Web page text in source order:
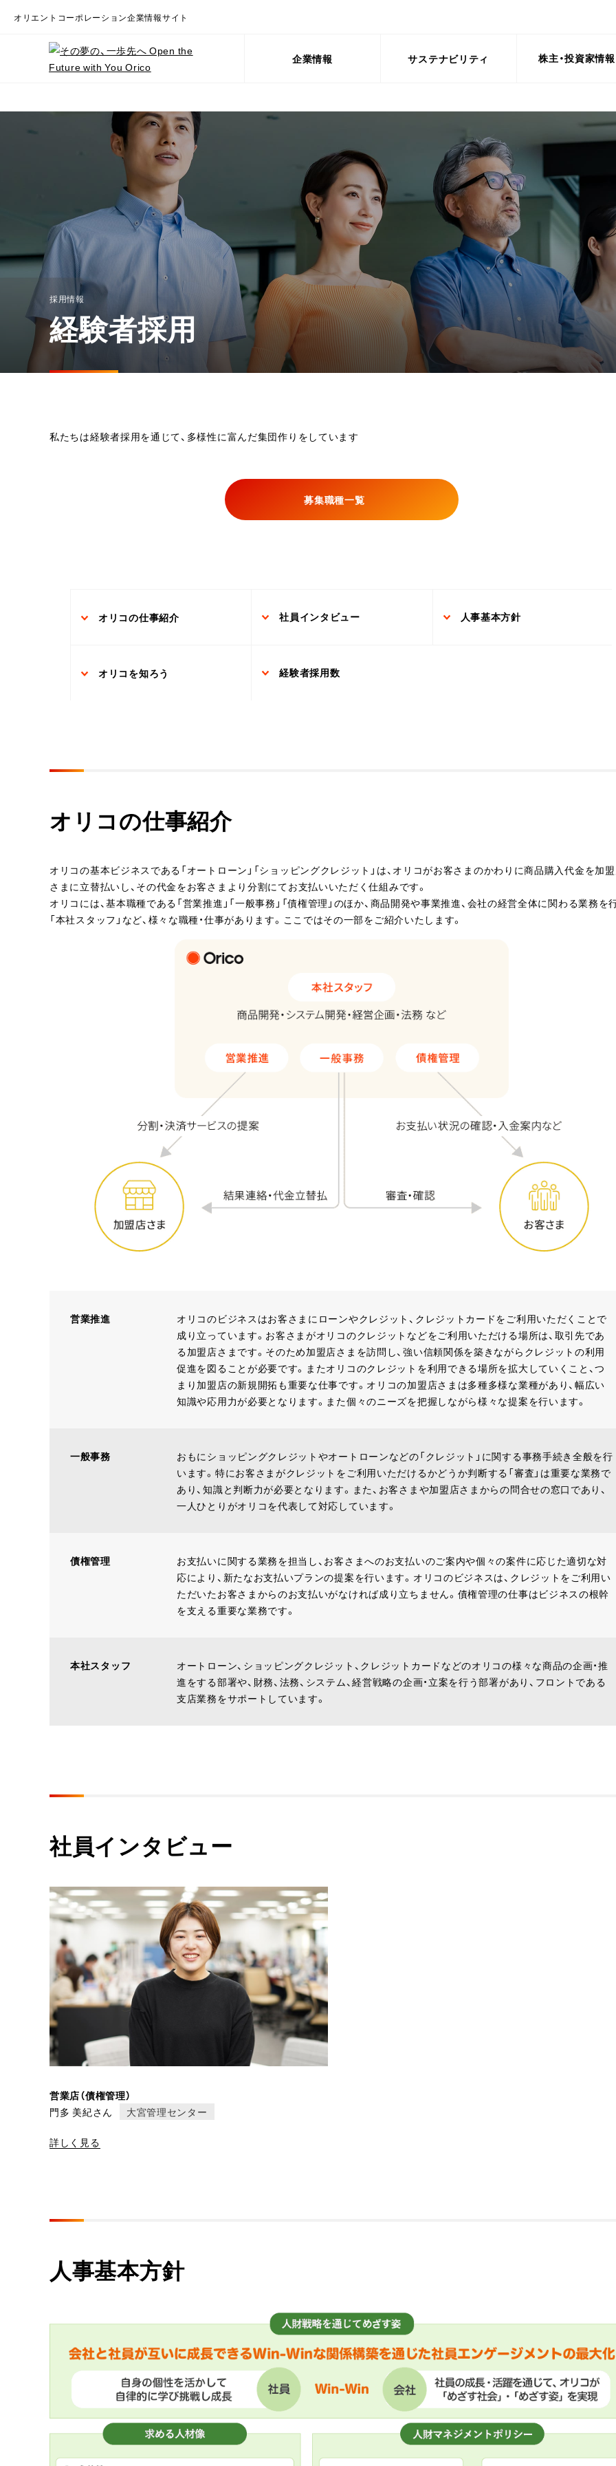
オリエントコーポレーション企業情報サイト
企業情報
企業情報トップ
トップメッセージ
コーポレートガバナンス
/リスクマネジメント
/コンプライアンス
会社概要
グループ会社案内
数字でみるオリコ
DX戦略
CXへの取組
人財戦略、人的資本経営
個品割賦事業
カード・融資事業
銀行保証事業
決済・保証事業
海外事業
サステナビリティ
サステナビリティトップ
トップメッセージ
価値創造ストーリー
サステナビリティ推進体制・マテリア
リティ・KPI
サステナビリティに関するガバナンス態勢
マテリアリティ特定プロセス
マテリアリティおよび特定の理由
サステナビリティ委員会
サステナビリティKPI
サステナビリティレポート
サステナビリティに配慮した調達方針
ESG情報
環境関連のガバナンス・推進体
移行計画
気候変動・自然資本保全への取
当社グループ運営における環境
負荷低減に向けて
事業を通じた循環型社会・脱炭
素化実現への貢献
Social（社会）
人権の取り組み
人的資本経営・人財戦略
従業員との約束
インクルージョン&ダイバーシ
健康経営への取り組み
お客さまエンゲージメント
サービス品質の向上
金融アクセス向上への貢献
金融教育・産学官連携
コミュニティー投資
サステナビリティ・リンク・ファ
イナンス
コン
責任
内部統
情報
株主・投資家情報
株主・投資家情報（IR）トップ
株主・投資家との対話状況
IRライブラリ
有価証券報告書・財務データ・内部統制報告書
主要指標・計数推移
格付け情報
セグメント別情報
株式の
株主通信
採用情報トップ
新卒採用情報
インターンシップ
経験者採用情報
障がい者採用情報
採用活動における個人情報の取り
採用のお問い合わせ
採用情報
経験者採用
私たちは経験者採用を通じて、多様性に富んだ集団作りをしています
募集職種一覧
オリコの仕事紹介 社員インタビュー 人事基本方針
オリコを知ろう 経験者採用数
オリコの仕事紹介
オリコの基本ビジネスである「オートローン」「ショッピングクレジット」は、オリコがお客さまのかわりに商品購入代金を加
さまに立替払いし、その代金をお客さまより分割にてお支払いいただく仕組みです。
オリコには、基本職種である「営業推進」「一般事務」「債権管理」のほか、商品開発や事業推進、会社の経営全体に関わる業務を
「本社スタッフ」など、様々な職種・仕事があります。ここではその一部をご紹介いたします。
営業推進
オリコのビジネスはお客さまにローンやクレジット、クレジットカードをご利用いただくことで
成り立っています。お客さまがオリコのクレジットなどをご利用いただける場所は、取引先であ
る加盟店さまです。そのため加盟店さまを訪問し、強い信頼関係を築きながらクレジットの利用
促進を図ることが必要です。またオリコのクレジットを利用できる場所を拡大していくこと、つ
まり加盟店の新規開拓も重要な仕事です。オリコの加盟店さまは多種多様な業種があり、幅広い
知識や応用力が必要となります。また個々のニーズを把握しながら様々な提案を行います。
一般事務
おもにショッピングクレジットやオートローンなどの「クレジット」に関する事務手続き全般を行
います。特にお客さまがクレジットをご利用いただけるかどうか判断する「審査」は重要な業務で
あり、知識と判断力が必要となります。また、お客さまや加盟店さまからの問合せの窓口であり、
一人ひとりがオリコを代表して対応しています。
債権管理
お支払いに関する業務を担当し、お客さまへのお支払いのご案内や個々の案件に応じた適切な対
応により、新たなお支払いプランの提案を行います。オリコのビジネスは、クレジットをご利用い
ただいたお客さまからのお支払いがなければ成り立ちません。債権管理の仕事はビジネスの根幹
を支える重要な業務です。
本社スタッフ
オートローン、ショッピングクレジット、クレジットカードなどのオリコの様々な商品の企画・推
進をする部署や、財務、法務、システム、経営戦略の企画・立案を行う部署があり、フロントである
支店業務をサポートしています。
社員インタビュー
営業店（債権管理）
門多 美紀さん
大宮管理センター
詳しく見る
人事基本方針